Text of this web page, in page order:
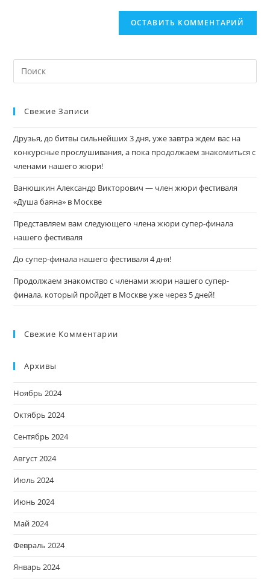
Свежие Записи
Друзья, до битвы сильнейших 3 дня, уже завтра ждем вас на
конкурсные прослушивания, а пока продолжаем знакомиться с
членами нашего жюри!
Ванюшкин Александр Викторович — член жюри фестиваля
«Душа баяна» в Москве
Представляем вам следующего члена жюри супер-финала
нашего фестиваля
До супер-финала нашего фестиваля 4 дня!
Продолжаем знакомство с членами жюри нашего супер-
финала, который пройдет в Москве уже через 5 дней!
Свежие Комментарии
Архивы
Ноябрь 2024
Октябрь 2024
Сентябрь 2024
Август 2024
Июль 2024
Июнь 2024
Май 2024
Февраль 2024
Январь 2024